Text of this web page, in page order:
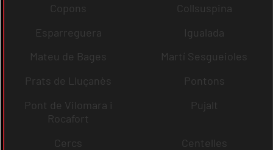
Copons
Collsuspina
Esparreguera
Igualada
Mateu de Bages
Martí Sesgueioles
Prats de Lluçanès
Pontons
Pont de Vilomara i
Rocafort
Pujalt
Cercs
Centelles